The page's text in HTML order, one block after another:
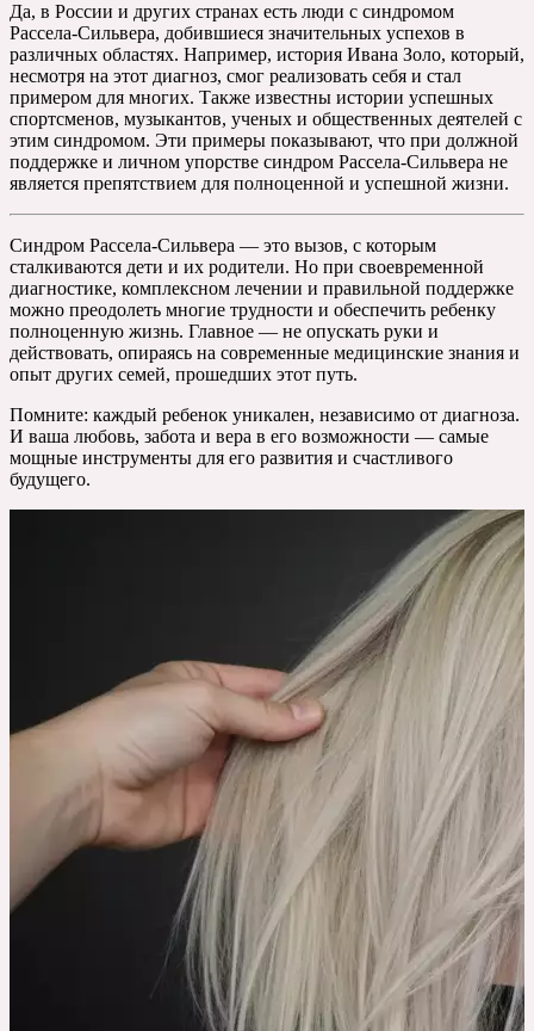
Да, в России и других странах есть люди с синдромом
Рассела-Сильвера, добившиеся значительных успехов в
различных областях. Например, история Ивана Золо, который,
несмотря на этот диагноз, смог реализовать себя и стал
примером для многих. Также известны истории успешных
спортсменов, музыкантов, ученых и общественных деятелей с
этим синдромом. Эти примеры показывают, что при должной
поддержке и личном упорстве синдром Рассела-Сильвера не
является препятствием для полноценной и успешной жизни.
Синдром Рассела-Сильвера — это вызов, с которым
сталкиваются дети и их родители. Но при своевременной
диагностике, комплексном лечении и правильной поддержке
можно преодолеть многие трудности и обеспечить ребенку
полноценную жизнь. Главное — не опускать руки и
действовать, опираясь на современные медицинские знания и
опыт других семей, прошедших этот путь.
Помните: каждый ребенок уникален, независимо от диагноза.
И ваша любовь, забота и вера в его возможности — самые
мощные инструменты для его развития и счастливого
будущего.